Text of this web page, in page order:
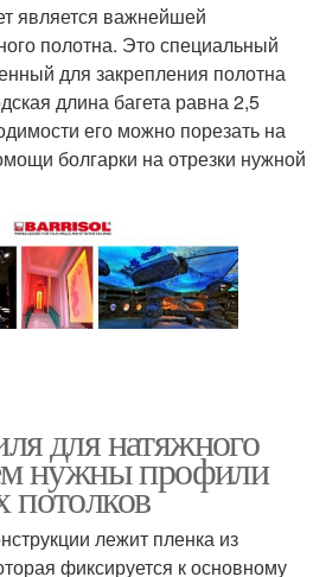
является важнейшей
полотна. Это специальный
для закрепления полотна
длина багета равна 2,5
его можно порезать на
болгарки на отрезки нужной
для натяжного
нужны профили
потолков
лежит пленка из
фиксируется к основному